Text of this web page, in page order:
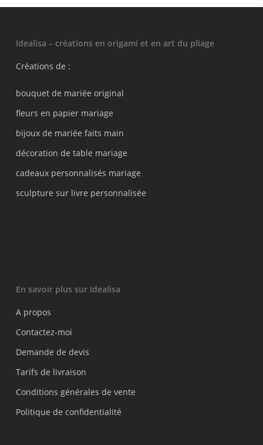
Idealisa – créations en origami et en art du pliage
Créations de :
bouquet de mariée original
fleurs en papier mariage
bijoux de mariée faits main
décoration de table mariage
cadeaux personnalisés mariage
sculpture sur livre personnalisée
En savoir plus sur Idealisa
A propos
Contactez-moi
Demande de devis
Tarifs de livraison
Conditions générales de vente
Politique de confidentialité